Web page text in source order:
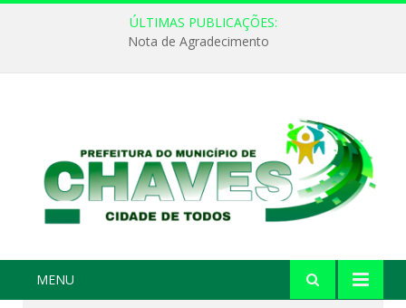
ÚLTIMAS PUBLICAÇÕES:
Nota de Agradecimento
MENU